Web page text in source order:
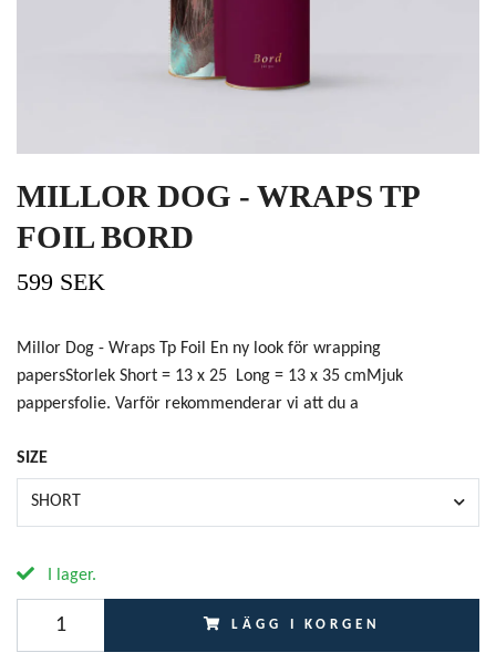
MILLOR DOG - WRAPS TP
FOIL BORD
599 SEK
Millor Dog - Wraps Tp Foil En ny look för wrapping
papersStorlek Short = 13 x 25 Long = 13 x 35 cmMjuk
pappersfolie. Varför rekommenderar vi att du a
SIZE
SHORT
I lager.
LÄGG I KORGEN